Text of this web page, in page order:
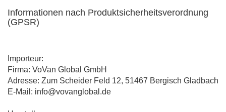
Informationen nach Produktsicherheitsverordnung
(GPSR)
Importeur:
Firma: VoVan Global GmbH
Adresse: Zum Scheider Feld 12, 51467 Bergisch Gladbach
E-Mail: info@vovanglobal.de